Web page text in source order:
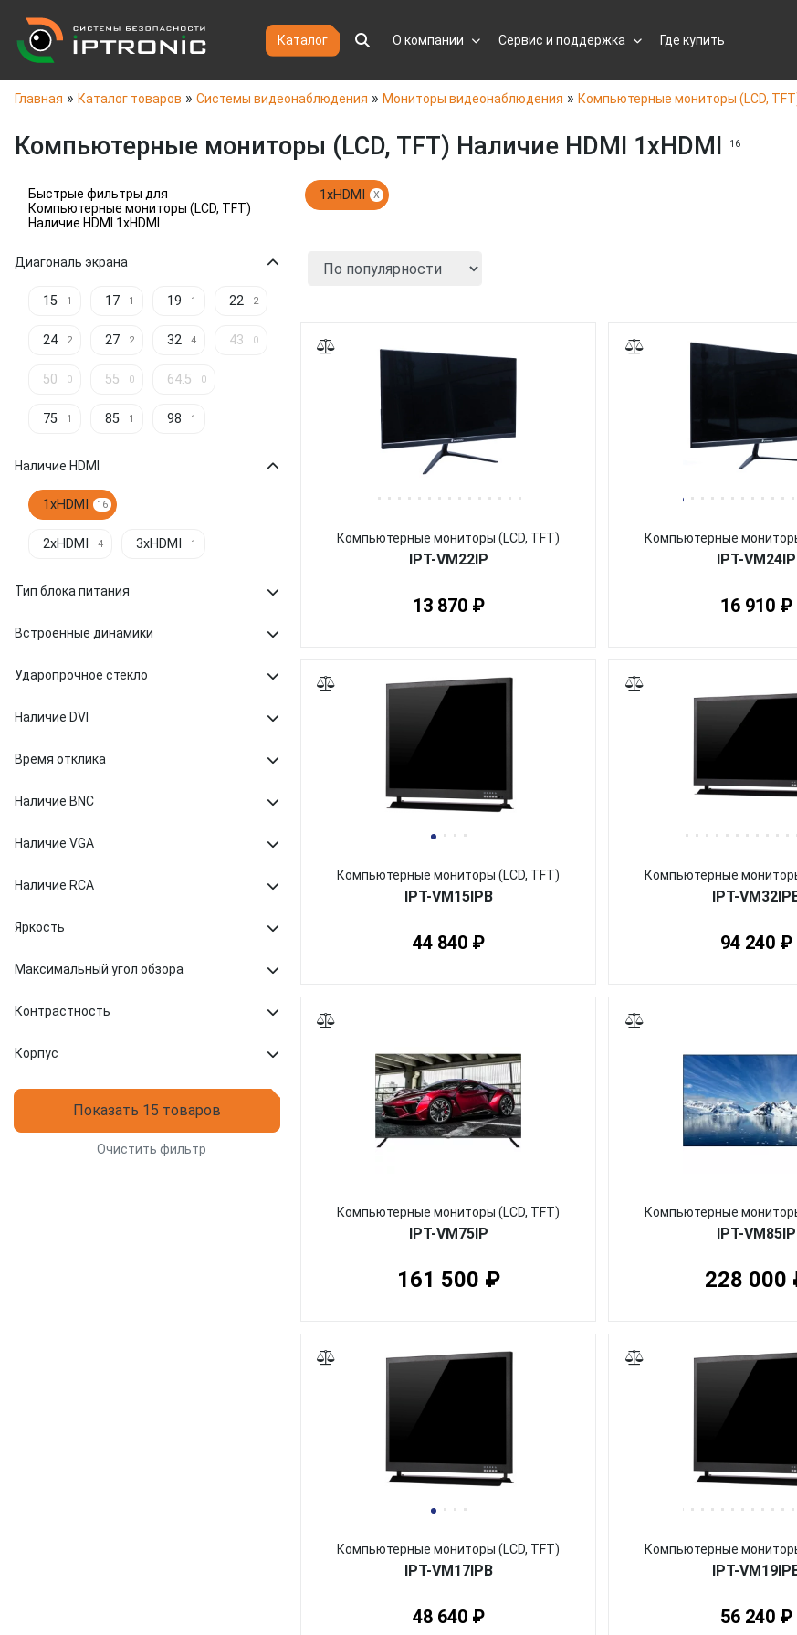
Каталог О компании Сервис и поддержка Где купить
Главная » Каталог товаров » Системы видеонаблюдения » Мониторы видеонаблюдения » Компьютерные мониторы (LCD,
Компьютерные мониторы (LCD, TFT) Наличие HDMI 1xHDMI 16
Быстрые фильтры для
Компьютерные мониторы (LCD, TFT)
Наличие HDMI 1xHDMI
Диагональ экрана
15 1 17 1 19 1 22 2
24 2 27 2 32 4 43 0
50 0 55 0 64.5 0
75 1 85 1 98 1
Наличие HDMI
1xHDMI 16
2xHDMI 4 3xHDMI 1
Тип блока питания
Встроенные динамики
Ударопрочное стекло
Наличие DVI
Время отклика
Наличие BNC
Наличие VGA
Наличие RCA
Яркость
Максимальный угол обзора
Контрастность
Корпус
Показать 15 товаров
Очистить фильтр
1xHDMI X
Компьютерные мониторы (LCD, TFT)
IPT-VM22IP
13 870 ₽
Компьютерные
IPT-VM24IP
16 910 ₽
Компьютерные мониторы (LCD, TFT)
IPT-VM15IPB
44 840 ₽
Компьютерные
IPT-
94 240 ₽
Компьютерные мониторы (LCD, TFT)
IPT-VM75IP
161 500 ₽
Компьютерные
IPT-VM85IP
228 000
Компьютерные мониторы (LCD, TFT)
IPT-VM17IPB
48 640 ₽
Компьютерные
IPT-
56 240 ₽